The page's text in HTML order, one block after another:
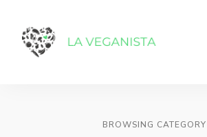
BROWSING CATEGORY